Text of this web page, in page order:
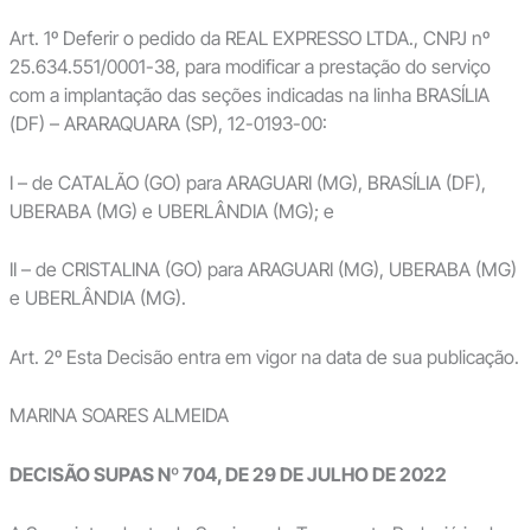
Art. 1º Deferir o pedido da REAL EXPRESSO LTDA., CNPJ nº
25.634.551/0001-38, para modificar a prestação do serviço
com a implantação das seções indicadas na linha BRASÍLIA
(DF) – ARARAQUARA (SP), 12-0193-00:
I – de CATALÃO (GO) para ARAGUARI (MG), BRASÍLIA (DF),
UBERABA (MG) e UBERLÂNDIA (MG); e
II – de CRISTALINA (GO) para ARAGUARI (MG), UBERABA (MG)
e UBERLÂNDIA (MG).
Art. 2º Esta Decisão entra em vigor na data de sua publicação.
MARINA SOARES ALMEIDA
DECISÃO SUPAS Nº 704, DE 29 DE JULHO DE 2022